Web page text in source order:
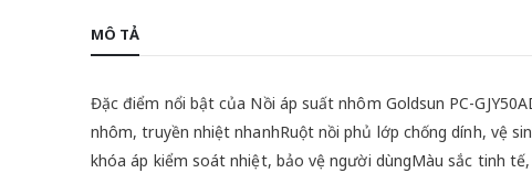
MÔ TẢ
Đặc điểm nổi bật của Nồi áp suất nhôm Goldsun PC-
nhôm, truyền nhiệt nhanhRuột nồi phủ lớp chống dính, vệ
khóa áp kiểm soát nhiệt, bảo vệ người dùngMàu sắc tinh